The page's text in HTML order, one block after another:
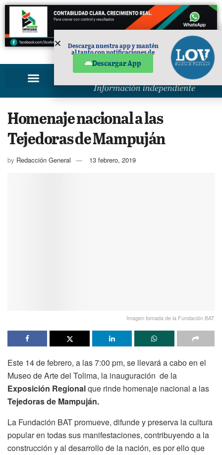
PUBLICIDAD
Homenaje nacional a las
Tejedoras de Mampuján
by Redacción General 13 febrero, 2019
Imagen tomada de la Fundación BAT
Este 14 de febrero, a las 7:00 pm, se llevará a cabo en el
Museo de Arte del Tolima, la inauguración de la
Exposición Regionalque rinde homenaje nacional a las
Tejedoras de Mampuján.
La Fundación BAT promueve, difunde y preserva la cultura
popular en todas sus manifestaciones, contribuyendo a la
construcción y al desarrollo de la nación, es por ello que
Descarga nuestra app y mantén
al tanto con notificaciones de
Descargar App